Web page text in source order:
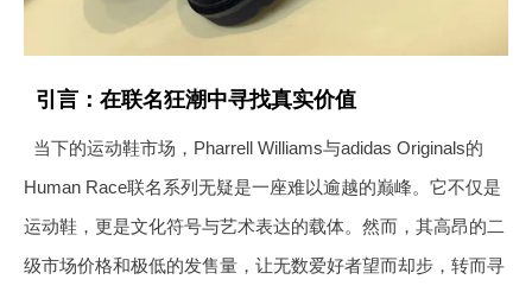
引言：在联名狂潮中寻找真实价值
当下的运动鞋市场，Pharrell Williams与adidas Originals的
Human Race联名系列无疑是一座难以逾越的巅峰。它不仅是
运动鞋，更是文化符号与艺术表达的载体。然而，其高昂的二
级市场价格和极低的发售量，让无数爱好者望而却步，转而寻